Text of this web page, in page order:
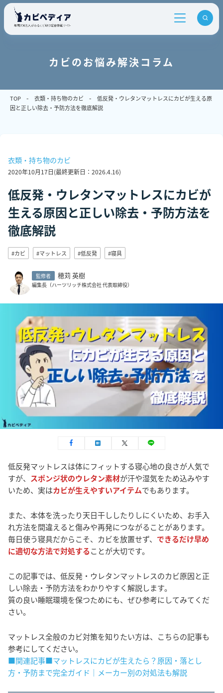
カビのお悩み解決コラム
TOP 衣類・持ち物のカビ
低反発・ウレタンマットレスにカビが生える原
因と正しい除去・予防方法を徹底解説
衣類・持ち物のカビ
2020年10月17日(最終更新日： 2026.4.16)
低反発・ウレタンマットレスにカビが
生える原因と正しい除去・予防方法を
徹底解説
#カビ #マットレス #低反発 #寝具
監修者 穂苅 英樹
編集長（ハーツリッチ株式会社 代表取締役）
低反発マットレスは体にフィットする寝心地の良さが人気で
すが、 スポンジ状のウレタン素材が汗や湿気をため込みやす
いため、実はカビが生えやすいアイテムでもあります。
また、本体を洗ったり天日干ししたりしにくいため、お手入
れ方法を間違えると傷みや再発につながることがあります。
毎日使う寝具だからこそ、カビを放置せず、 できるだけ早め
に適切な方法で対処することが大切です。
この記事では、低反発・ウレタンマットレスのカビ原因と正
しい除去・予防方法をわかりやすく解説します。
質の良い睡眠環境を保つためにも、ぜひ参考にしてみてくだ
さい。
マットレス全般のカビ対策を知りたい方は、こちらの記事も
参考にしてください。
■関連記事■マットレスにカビが生えたら？原因・落とし
方・予防まで完全ガイド｜メーカー別の対処法も解説